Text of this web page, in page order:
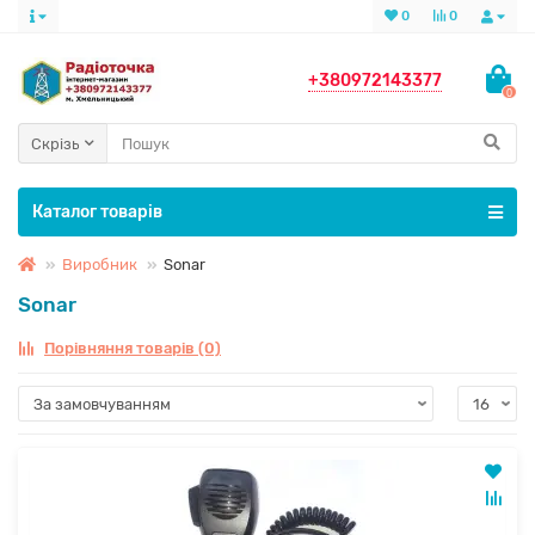
0
0
+380972143377
0
Скрізь
Каталог товарів
Виробник Sonar
Sonar
Порівняння товарів (0)